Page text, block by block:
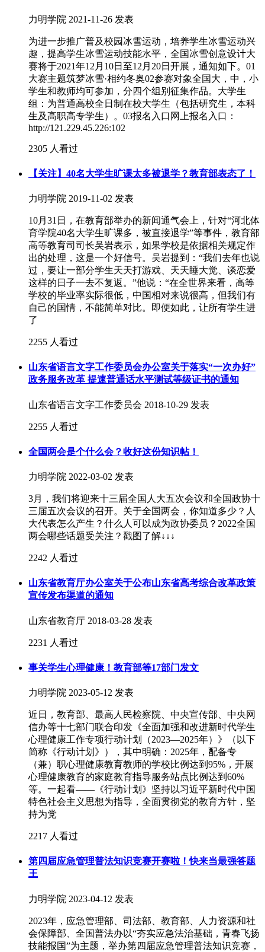
力明学院 2021-11-26 发表
为进一步推广普及校园冰雪运动，培养学生冰雪运动兴
趣，提高学生冰雪运动技能水平，全国冰雪创意设计大
赛将于2021年12月10日至12月20日开展，通知如下。01
大赛主题筑梦冰雪·相约冬奥02参赛对象全国大，中，小
学生和教师均可参加，分四个组别征集作品。大学生
组：为普通高校全日制在校大学生（包括研究生，本科
生及高职高专学生）。03报名入口网上报名入口：
http://121.229.45.226:102
2305 人看过
【关注】40名大学生旷课太多被退学？教育部表态了！
力明学院 2019-11-02 发表
10月31日，在教育部举办的新闻通气会上，针对“河北体
育学院40名大学生旷课多，被直接退学”等事件，教育部
高等教育司司长吴岩表示，如果学校是依据相关规定作
出的处理，这是一个好信号。吴岩提到：“我们去年也说
过，要让一部分学生天天打游戏、天天睡大觉、谈恋爱
这样的日子一去不复返。”他说：“在全世界来看，高等
学校的毕业率实际很低，中国相对来说很高，但我们有
自己的国情，不能简单对比。即便如此，让所有学生进
了
2255 人看过
山东省语言文字工作委员会办公室关于落实“一次办好”
政务服务改革 提速普通话水平测试等级证书的通知
山东省语言文字工作委员会 2018-10-29 发表
2255 人看过
全国两会是个什么会？收好这份知识帖！
力明学院 2022-03-02 发表
3月，我们将迎来十三届全国人大五次会议和全国政协十
三届五次会议的召开。关于全国两会，你知道多少？人
大代表怎么产生？什么人可以成为政协委员？2022全国
两会哪些话题受关注？戳图了解↓↓↓
2242 人看过
山东省教育厅办公室关于公布山东省高考综合改革政策
宣传发布渠道的通知
山东省教育厅 2018-03-28 发表
2231 人看过
事关学生心理健康！教育部等17部门发文
力明学院 2023-05-12 发表
近日，教育部、最高人民检察院、中央宣传部、中央网
信办等十七部门联合印发《全面加强和改进新时代学生
心理健康工作专项行动计划（2023—2025年）》（以下
简称《行动计划》），其中明确：2025年，配备专
（兼）职心理健康教育教师的学校比例达到95%，开展
心理健康教育的家庭教育指导服务站点比例达到60%
等。一起看——《行动计划》坚持以习近平新时代中国
特色社会主义思想为指导，全面贯彻党的教育方针，坚
持为党
2217 人看过
第四届应急管理普法知识竞赛开赛啦！快来当最强答题
王
力明学院 2023-04-12 发表
2023年，应急管理部、司法部、教育部、人力资源和社
会保障部、全国普法办以“夯实应急法治基础，青春飞扬
技能报国”为主题，举办第四届应急管理普法知识竞赛，